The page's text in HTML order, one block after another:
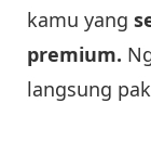
kamu yang
premium.
langsung